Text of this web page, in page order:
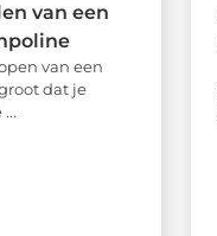
van een
van een
dat je